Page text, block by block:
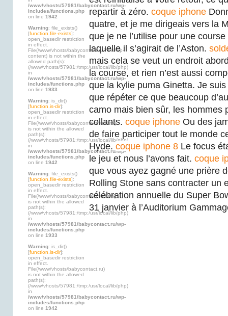
/www/vhosts/57981/babycontact.ru/wp-
includes/functions.php
on line 1942
Warning: file_exists()
[function.file-exists]:
open_basedir restriction
in effect.
File(/www/vhosts/babycontact.ru/html/wp-
content) is not within the
allowed path(s):
(/www/vhosts/57981:/tmp:/usr/local/lib/php)
in
/www/vhosts/57981/babycontact.ru/wp-
includes/functions.php
on line 1933
Warning: is_dir()
[function.is-dir]:
open_basedir restriction
in effect.
File(/www/vhosts/babycontact.ru/html)
is not within the allowed
path(s):
(/www/vhosts/57981:/tmp:/usr/local/lib/php)
in
/www/vhosts/57981/babycontact.ru/wp-
includes/functions.php
on line 1942
Warning: file_exists()
[function.file-exists]:
open_basedir restriction
in effect.
File(/www/vhosts/babycontact.ru/html)
is not within the allowed
path(s):
(/www/vhosts/57981:/tmp:/usr/local/lib/php)
in
/www/vhosts/57981/babycontact.ru/wp-
includes/functions.php
on line 1933
Warning: is_dir()
[function.is-dir]:
open_basedir restriction
in effect.
File(/www/vhosts/babycontact.ru)
is not within the allowed
path(s):
(/www/vhosts/57981:/tmp:/usr/local/lib/php)
in
/www/vhosts/57981/babycontact.ru/wp-
includes/functions.php
on line 1942
repartir à zéro. coque iphone
quatre, et je me dirigeais vers la
que je ne l’utilise pour une
laquelle il s’agirait de l’Aston.
mais cela se veut un endroit
la course, et rien n’est aussi
que la kylie puma Ginetta. Je
que répéter ce que beaucoup
camo mais bien sûr, les hommes
collants. coque iphone Ou des
de faire participer tout le monde
Hyde. coque iphone 8 Le focus
le jeu et nous l’avons fait. coque
que vous ayez gagné une prière
Rolling Stone sans contracter un
célébration annuelle du Super
31 janvier à l’Auditorium